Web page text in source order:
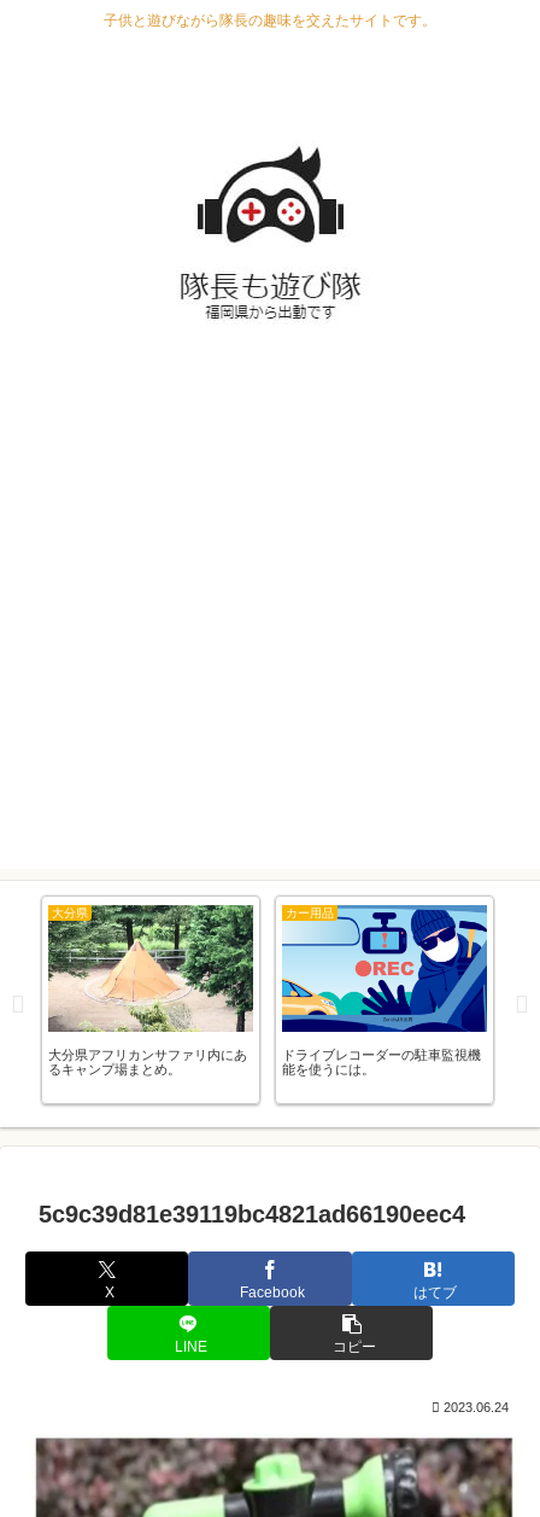
子供と遊びながら隊長の趣味を交えたサイトです。
大分県
大分県アフリカンサファリ内にあ
るキャンプ場まとめ。
カー用品
ドライブレコーダーの駐車監視機
能を使うには。
5c9c39d81e39119bc4821ad66190eec4
X Facebook はてブ
LINE コピー
2023.06.24